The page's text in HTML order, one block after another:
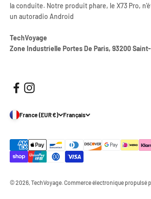
la conduite. Notre produit phare, le X73 Pro,
un autoradio Android
TechVoyage
Zone Industrielle Portes De Paris, 93200
France (EUR €) Français
© 2026, TechVoyage.Commerce électronique propulsé